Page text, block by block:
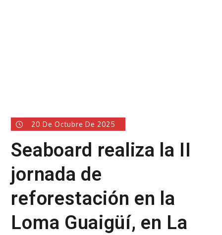
20 De Octubre De 2025
Seaboard realiza la II
jornada de
reforestación en la
Loma Guaigüí, en La